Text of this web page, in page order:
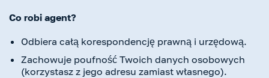
Co robi agent?
Odbiera całą korespondencję prawną i urzędową.
Zachowuje poufność Twoich danych osobowych
(korzystasz z jego adresu zamiast własnego).